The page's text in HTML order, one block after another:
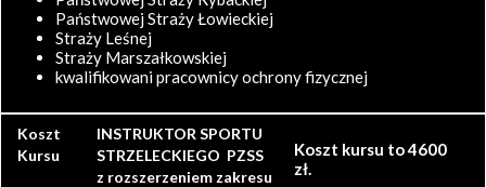
Państwowej Straży Łowieckiej
Straży Leśnej
Straży Marszałkowskiej
kwalifikowani pracownicy ochrony fizycznej
Koszt
Kursu
INSTRUKTOR SPORTU
STRZELECKIEGO PZSS
z rozszerzeniem zakresu
Koszt kursu to 4600
zł.